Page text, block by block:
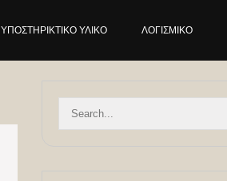
ΥΠΟΣΤΗΡΙΚΤΙΚΌ ΥΛΙΚΌ ΛΟΓΙΣΜΙΚΌ